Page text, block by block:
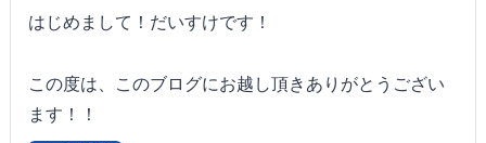
はじめまして！だいすけです！
この度は、このブログにお越し頂きありがとうござい
ます！！